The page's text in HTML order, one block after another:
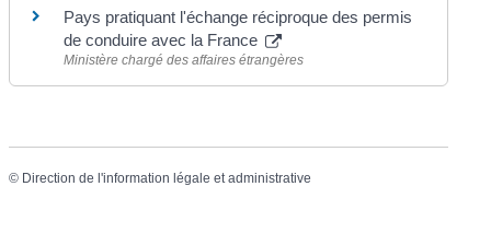
Pays pratiquant l'échange réciproque des permis
de conduire avec la France
Ministère chargé des affaires étrangères
© Direction de l'information légale et administrative